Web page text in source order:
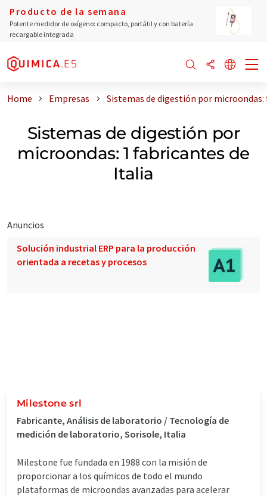
Producto de la semana
Potente medidor de oxígeno: compacto, portátil y con batería
recargable integrada
Home Empresas Sistemas de digestión por
Sistemas de digestión por
microondas: 1 fabricantes de
Italia
Anuncios
Solución industrial ERP para la producción
orientada a recetas y procesos
Milestone srl
Fabricante, Análisis de laboratorio / Tecnología de
medición de laboratorio, Sorisole, Italia
Milestone fue fundada en 1988 con la misión de
proporcionar a los químicos de todo el mundo
plataformas de microondas avanzadas para acelerar